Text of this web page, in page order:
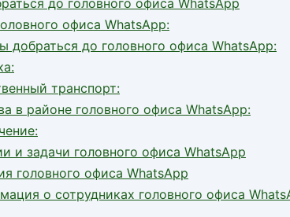
офиса WhatsApp:
добраться до головного офиса WhatsApp:
транспорт:
в районе головного офиса WhatsApp:
и задачи головного офиса WhatsApp
головного офиса WhatsApp
о сотрудниках головного офиса